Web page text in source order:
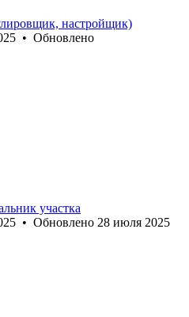
настройщик)
• Обновлено
участка
• Обновлено 28 июля 2025